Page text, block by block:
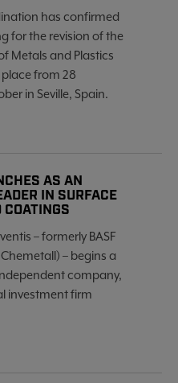
has confirmed
for the revision of the
Metals and Plastics
place from 28
in Seville, Spain.
AS AN
IN SURFACE
– formerly BASF
– begins a
company,
investment firm